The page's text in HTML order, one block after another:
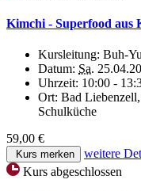
Kimchi - Superfood aus
Kursleitung: Buh-
Datum: Sa.
Uhrzeit: 10:00 -
Ort: Bad
Schulküche
59,00 €
Kurs merken
weitere
Kurs abgeschlossen